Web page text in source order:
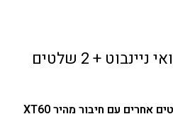
+ 2 שלטים
אזעקה לניינבוט וגם לקורקינטים אחרים עם חיבור מהיר XT60